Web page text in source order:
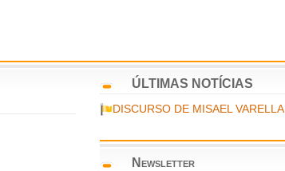
ÚLTIMAS NOTÍCIAS
DISCURSO DE MISAEL VARELLA
Newsletter